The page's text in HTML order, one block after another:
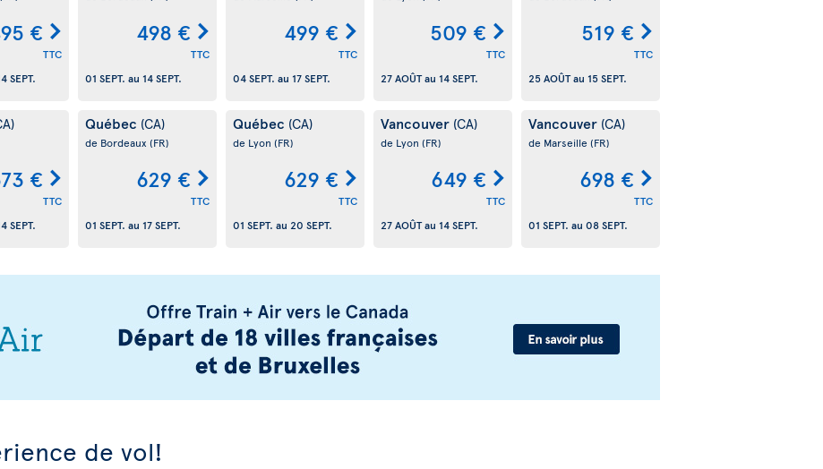
€
TTC
SEPT.
498 €
TTC
01 SEPT. au 14 SEPT.
499 €
TTC
04 SEPT. au 17 SEPT.
509 €
TTC
27 AOÛTau 14 SEPT.
519 €
TTC
25 AOÛTau 15 SEPT.
€
TTC
SEPT.
Québec (CA)
de Bordeaux (FR)
629 €
TTC
01 SEPT. au 17 SEPT.
Québec (CA)
de Lyon (FR)
629 €
TTC
01 SEPT. au 20 SEPT.
Vancouver (CA)
de Lyon (FR)
649 €
TTC
27 AOÛTau 14 SEPT.
Vancouver (CA)
de Marseille (FR)
698 €
TTC
01 SEPT. au 08 SEPT.
de vol!